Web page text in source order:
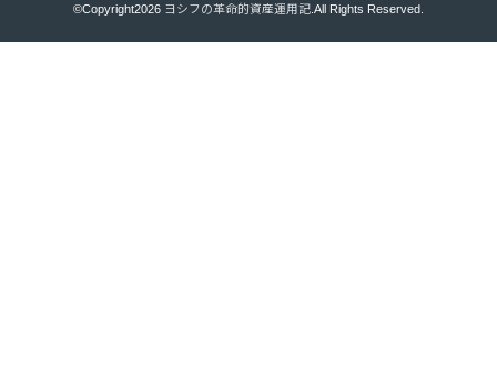
©Copyright2026 ヨシフの革命的資産運用記.All Rights Reserved.